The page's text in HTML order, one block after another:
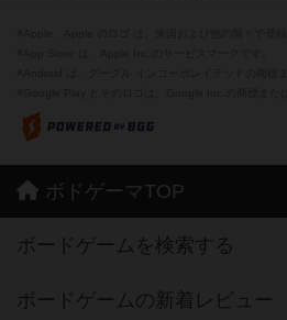
ボドゲーマTOP
ボードゲームを検索する
ボードゲームの新着レビュー